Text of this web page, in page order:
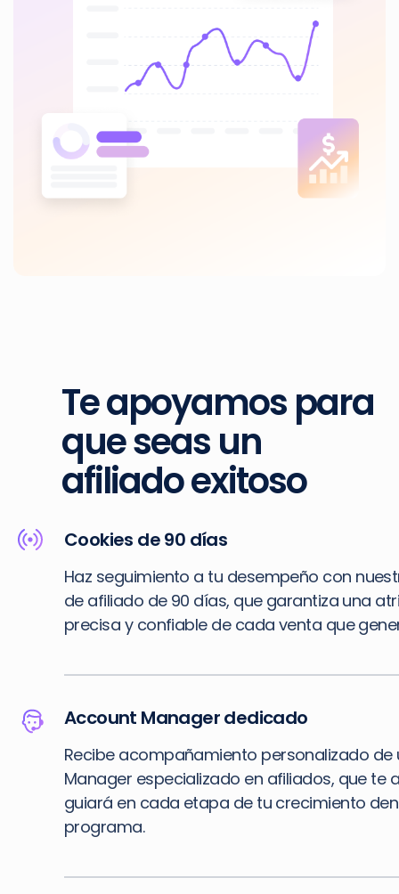
Te apoyamos para
que seas un
afiliado exitoso
Cookies de 90 días
Haz seguimiento a tu desempeño con
de afiliado de 90 días, que garantiza una
precisa y confiable de cada venta que
Account Manager dedicado
Recibe acompañamiento personalizado de
Manager especializado en afiliados, que te
guiará en cada etapa de tu crecimiento
programa.